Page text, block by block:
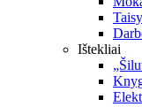
Ištekliai